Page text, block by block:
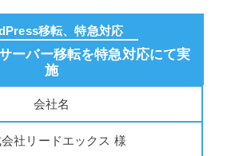
移転、特急対応
ーバー移転を特急対応にて実
施
会社名
社リードエックス 様